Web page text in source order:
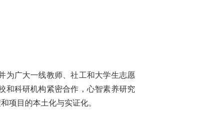
为广大一线教师、社工和大学生志愿
和科研机构紧密合作，心智素养研究
项目的本土化与实证化。